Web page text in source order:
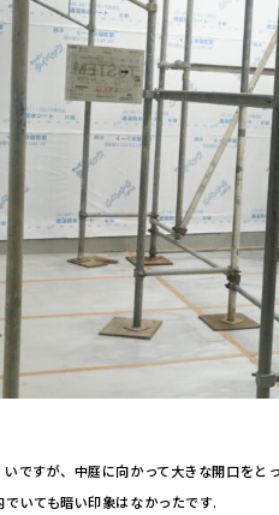
ですが、中庭に向かって大きな開口を
いても暗い印象はなかったです.